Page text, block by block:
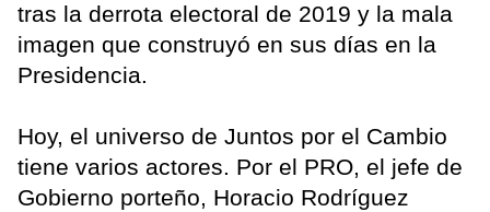
tras la derrota electoral de 2019 y la mala
imagen que construyó en sus días en la
Presidencia.
Hoy, el universo de Juntos por el Cambio
tiene varios actores. Por el PRO, el jefe de
Gobierno porteño, Horacio Rodríguez